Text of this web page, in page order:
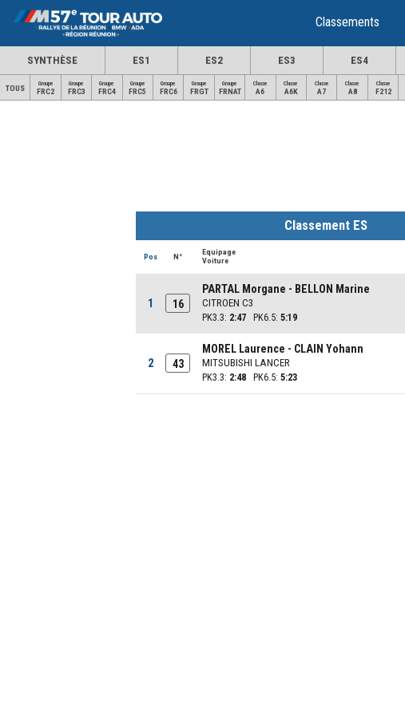
Classements
SYNTHÈSE ES1 ES2 ES3 ES4
TOUS
Groupe
FRC2
Groupe
FRC3
Groupe
FRC4
Groupe
FRC5
Groupe
FRC6
Groupe
FRGT
Groupe
FRNAT
Classe
A6
Classe
A6K
Classe
A7
Classe
A8
Classe
F212
Classement ES
Pos N°
Equipage
Voiture
1 16
PARTAL Morgane - BELLON Marine
CITROEN C3
PK3.3: 2:47 PK6.5: 5:19
2 43
MOREL Laurence - CLAIN Yohann
MITSUBISHI LANCER
PK3.3: 2:48 PK6.5: 5:23